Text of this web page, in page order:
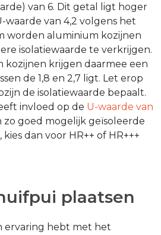
van 6. Dit getal ligt hoger
waarde van 4,2 volgens het
worden aluminium kozijnen
isolatiewaarde te verkrijgen.
kozijnen krijgen daarmee een
de 1,8 en 2,7 ligt. Let erop
de isolatiewaarde bepaalt.
invloed op de U-waarde van
zo goed mogelijk geïsoleerde
dan voor HR++ of HR+++
plaatsen
ervaring hebt met het